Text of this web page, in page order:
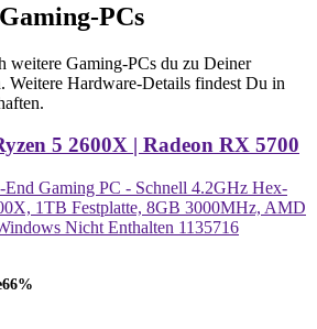
PCs
weitere Gaming-PCs du zu Deiner
Weitere Hardware-Details findest Du in
5 2600X | Radeon RX 5700
66%